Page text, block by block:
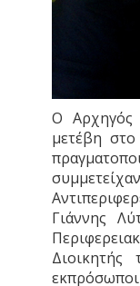
Ο Αρχηγός
μετέβη
Γιάννης
εκπρόσωποι